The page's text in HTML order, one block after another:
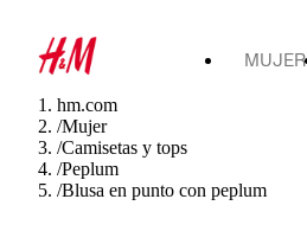
MUJER
hm.com
/Mujer
/Camisetas y tops
/Peplum
/Blusa en punto con peplum